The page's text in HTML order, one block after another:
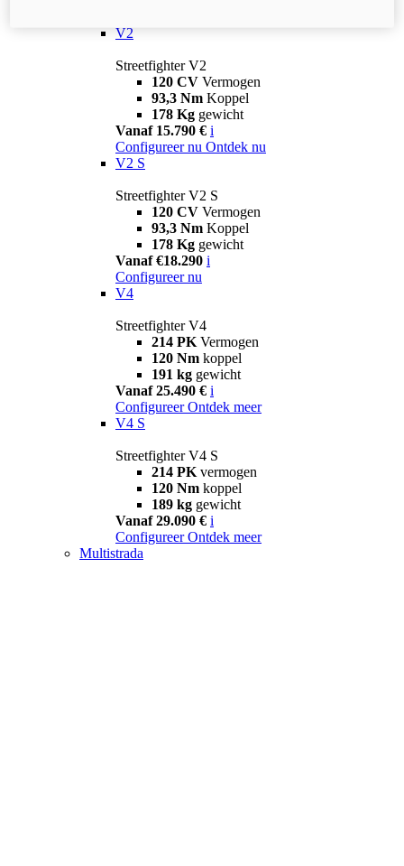
V2
Streetfighter V2
120 CV Vermogen
93,3 Nm Koppel
178 Kg gewicht
Vanaf 15.790 € i
Configureer nu Ontdek nu
V2 S
Streetfighter V2 S
120 CV Vermogen
93,3 Nm Koppel
178 Kg gewicht
Vanaf €18.290 i
Configureer nu
V4
Streetfighter V4
214 PK Vermogen
120 Nm koppel
191 kg gewicht
Vanaf 25.490 € i
Configureer Ontdek meer
V4 S
Streetfighter V4 S
214 PK vermogen
120 Nm koppel
189 kg gewicht
Vanaf 29.090 € i
Configureer Ontdek meer
Multistrada